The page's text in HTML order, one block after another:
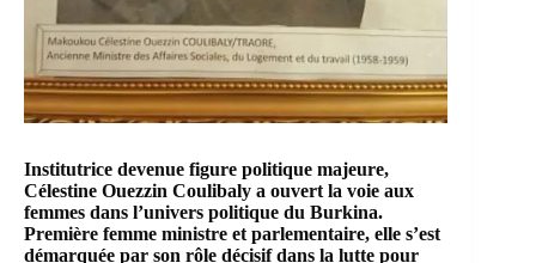
Institutrice devenue figure politique majeure,
Célestine Ouezzin Coulibaly a ouvert la voie aux
femmes dans l’univers politique du Burkina.
Première femme ministre et parlementaire, elle s’est
démarquée par son rôle décisif dans la lutte pour